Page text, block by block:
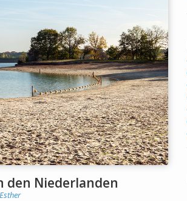
den Niederlanden